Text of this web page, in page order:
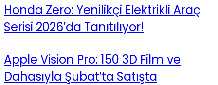
Honda Zero: Yenilikçi Elektrikli Araç
Serisi 2026’da Tanıtılıyor!
Apple Vision Pro: 150 3D Film ve
Dahasıyla Şubat’ta Satışta